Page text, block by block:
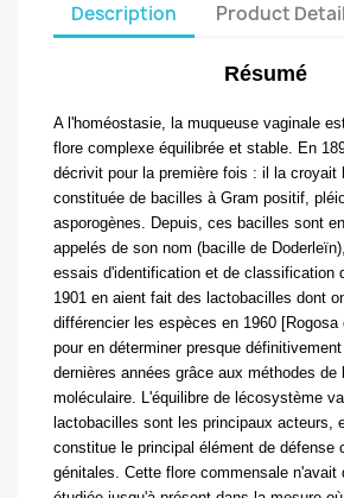
Description Product
Résumé
A l'homéostasie, la muqueuse vaginale
flore complexe équilibrée et stable. En
décrivit pour la première fois : il la croyait
constituée de bacilles à Gram positif,
asporogènes. Depuis, ces bacilles sont
appelés de son nom (bacille de
essais d'identification et de classification
1901 en aient fait des lactobacilles dont
différencier les espèces en 1960 [Rogosa
pour en déterminer presque
dernières années grâce aux méthodes de
moléculaire. L'équilibre de lécosystème
lactobacilles sont les principaux acteurs,
constitue le principal élément de défense
génitales. Cette flore commensale